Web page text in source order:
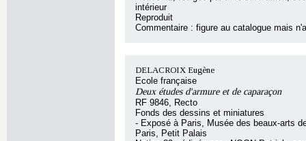
intérieur
Reproduit
Commentaire : figure au catalogue mais
DELACROIX Eugène
Ecole française
Deux études d'armure et de caparaçon
RF 9846, Recto
Fonds des dessins et miniatures
- Exposé à Paris, Musée des beaux-arts
Paris, Petit Palais